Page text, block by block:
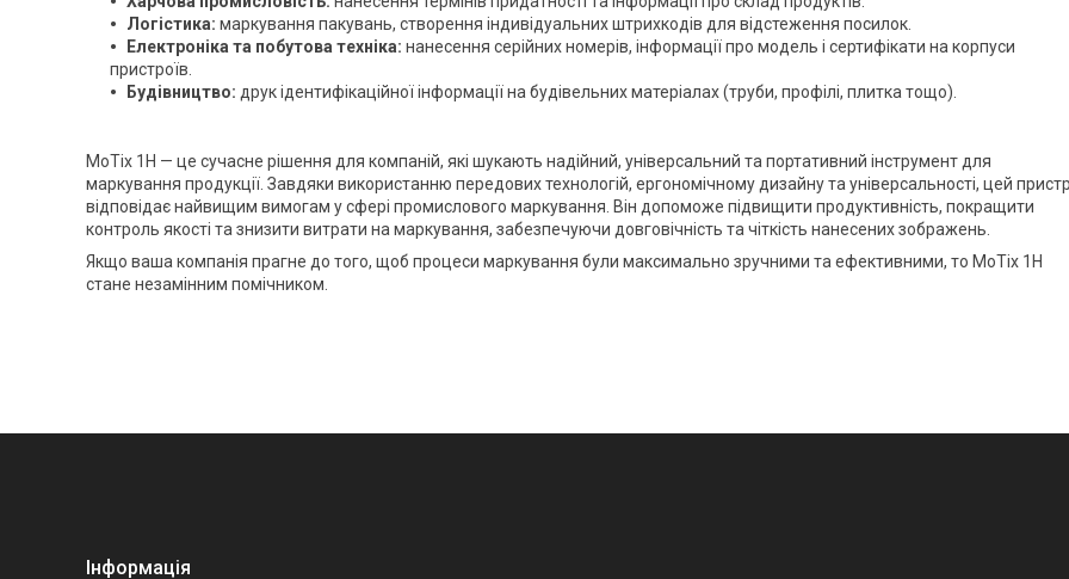
Логістика: маркування пакувань, створення індивідуальних штрихкодів для відстеження посилок.
Електроніка та побутова техніка: нанесення серійних номерів, інформації про модель і сертифікати на корпуси
пристроїв.
Будівництво: друк ідентифікаційної інформації на будівельних матеріалах (труби, профілі, плитка тощо).
MoTix 1H — це сучасне рішення для компаній, які шукають надійний, універсальний та портативний інструмент для
маркування продукції. Завдяки використанню передових технологій, ергономічному дизайну та універсальності, цей
відповідає найвищим вимогам у сфері промислового маркування. Він допоможе підвищити продуктивність, покращити
контроль якості та знизити витрати на маркування, забезпечуючи довговічність та чіткість нанесених зображень.
Якщо ваша компанія прагне до того, щоб процеси маркування були максимально зручними та ефективними, то MoTix 1H
стане незамінним помічником.
Інформація